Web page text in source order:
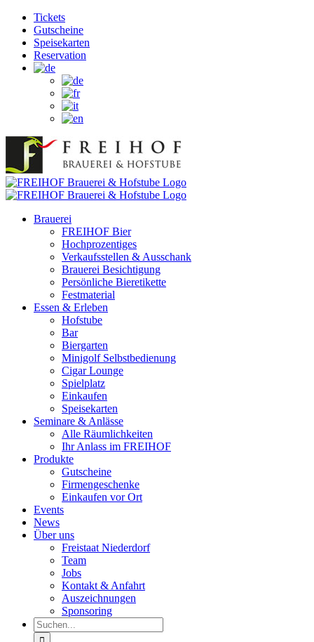
Zum
Inhalt
springen
Facebook
Instagram
YouTubeTickets
Gutscheine
Speisekarten
Reservation
Brauerei
FREIHOF Bier
Hochprozentiges
Verkaufsstellen & Ausschank
Brauerei Besichtigung
Persönliche Bieretikette
Festmaterial
Essen & Erleben
Hofstube
Bar
Biergarten
Minigolf Selbstbedienung
Cigar Lounge
Spielplatz
Einkaufen
Speisekarten
Seminare & Anlässe
Alle Räumlichkeiten
Ihr Anlass im FREIHOF
Produkte
Gutscheine
Firmengeschenke
Einkaufen vor Ort
Events
News
Über uns
Freistaat Niederdorf
Team
Jobs
Kontakt & Anfahrt
Auszeichnungen
Sponsoring
Suche
nach: